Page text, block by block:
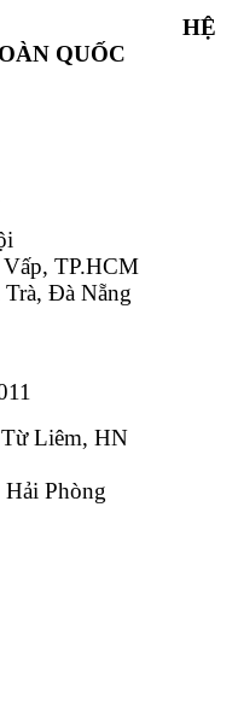
HỆ
QUỐC
Minh
Đình, Hà Nội
Vấp, TP.HCM
Đà Nẵng
Từ Liêm, HN
Phòng